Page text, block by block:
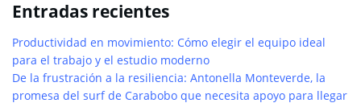
Entradas recientes
Productividad en movimiento: Cómo elegir el equipo ideal
para el trabajo y el estudio moderno
De la frustración a la resiliencia: Antonella Monteverde, la
promesa del surf de Carabobo que necesita apoyo para llegar